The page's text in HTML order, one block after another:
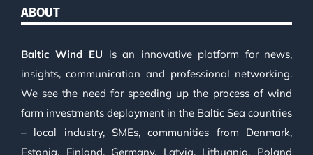
ABOUT
Baltic Wind EU is an innovative platform for news,
insights, communication and professional networking.
We see the need for speeding up the process of wind
farm investments deployment in the Baltic Sea countries
– local industry, SMEs, communities from Denmark,
Estonia, Finland, Germany, Latvia, Lithuania, Poland